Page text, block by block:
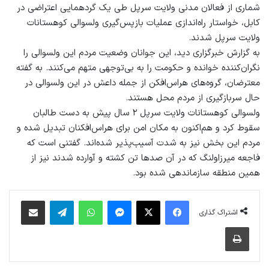
شماری از فعالان مدنی ولایت سرپل طی یک گردهمایی اعتراضی در
کابل، خواستار راه‌اندازی عملیات بازپس‌گیری ولسوالی کوهستانات
ولایت سرپل شدند.
به گزارش خبرگزاری دید، این جوانان وضعیت مردم این ولسوالی را
نگران‌کننده خوانده و حکومت را به بی‌توجهی متهم می‌کنند. به گفته
معترضان، گروه‌های هراس‌افکن از جمله داعش در این ولسوالی در
حال سربازگیری از مردم محل هستند.
ولسوالی کوهستانات ولایت سرپل ۲ سال پیش به دست طالبان
سقوط کرد و هم‌اکنون به مکان امن برای هراس‌افکنان تبدیل شده و
مردم این بخش نیز به شدت آسیب‌پذیر شده‌اند. گفتنی است که
فاجعه میرزاولنگ که در آن صدها تن کشته و آوارده شدند نیز از
همین منطقه سازماندهی شده بود.
اشتراک گذاری
فیس بوک پیام رسان واتس آپ